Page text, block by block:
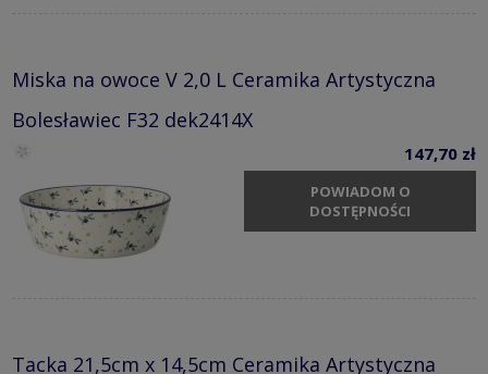
Miska na owoce V 2,0 L Ceramika Artystyczna
Bolesławiec F32 dek2414X
147,70 zł
POWIADOM O
DOSTĘPNOŚCI
Tacka 21,5cm x 14,5cm Ceramika Artystyczna